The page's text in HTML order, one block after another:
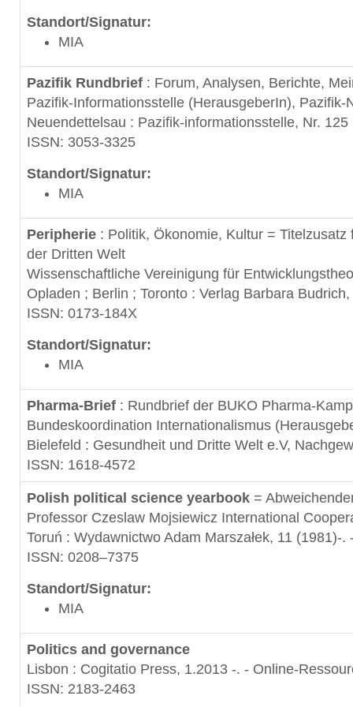
Standort/Signatur:
MIA
Pazifik Rundbrief : Forum, Analysen, Berichte,
Pazifik-Informationsstelle (HerausgeberIn), Pazifik-
Neuendettelsau : Pazifik-informationsstelle, Nr.
ISSN: 3053-3325
Standort/Signatur:
MIA
Peripherie : Politik, Ökonomie, Kultur =
der Dritten Welt
Wissenschaftliche Vereinigung für
Opladen ; Berlin ; Toronto : Verlag Barbara
ISSN: 0173-184X
Standort/Signatur:
MIA
Pharma-Brief : Rundbrief der BUKO Pharma-
Bundeskoordination Internationalismus
Bielefeld : Gesundheit und Dritte Welt e.V,
ISSN: 1618-4572
Polish political science yearbook =
Professor Czeslaw Mojsiewicz International
Toruń : Wydawnictwo Adam Marszałek, 11 (1981)-
ISSN: 0208–7375
Standort/Signatur:
MIA
Politics and governance
Lisbon : Cogitatio Press, 1.2013 -. - Online-
ISSN: 2183-2463